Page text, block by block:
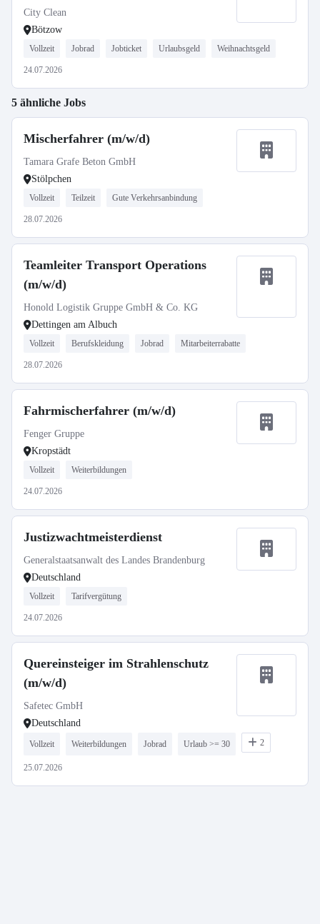
City Clean
Bötzow
Vollzeit Jobrad Jobticket Urlaubsgeld Weihnachtsgeld
24.07.2026
5 ähnliche Jobs
Mischerfahrer (m/w/d)
Tamara Grafe Beton GmbH
Stölpchen
Vollzeit Teilzeit Gute Verkehrsanbindung
28.07.2026
Teamleiter Transport Operations
(m/w/d)
Honold Logistik Gruppe GmbH & Co. KG
Dettingen am Albuch
Vollzeit Berufskleidung Jobrad Mitarbeiterrabatte
28.07.2026
Fahrmischerfahrer (m/w/d)
Fenger Gruppe
Kropstädt
Vollzeit Weiterbildungen
24.07.2026
Justizwachtmeisterdienst
Generalstaatsanwalt des Landes Brandenburg
Deutschland
Vollzeit Tarifvergütung
24.07.2026
Quereinsteiger im Strahlenschutz
(m/w/d)
Safetec GmbH
Deutschland
Vollzeit Weiterbildungen Jobrad Urlaub >= 30 2
25.07.2026